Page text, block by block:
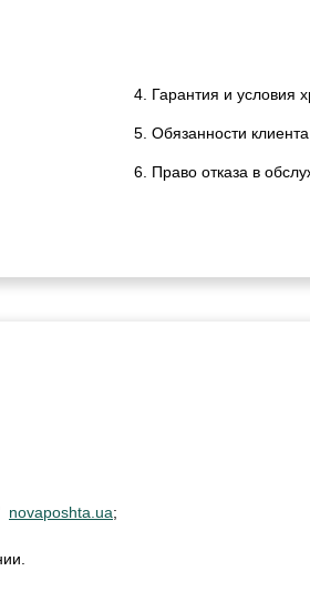
4. Гарантия и условия
5. Обязанности клиента
6. Право отказа в
novaposhta.ua;